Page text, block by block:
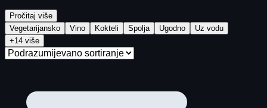
Pročitaj više
Vegetarijansko
Vino Kokteli Spolja Ugodno
Uz vodu
+14 više